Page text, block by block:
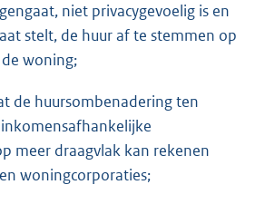
niet privacygevoelig is en
stelt, de huur af te stemmen op
woning;
de huursombenadering ten
meer draagvlak kan rekenen
woningcorporaties;